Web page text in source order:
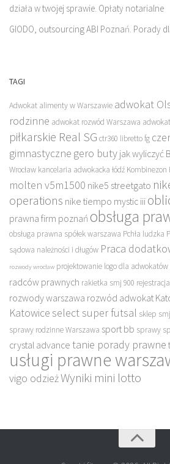
działa w twojej sprawie. Opłaty notarialne
GIODO, outsourcing ABI Poznań. Porady
TAGI
Adwokat alimenty w Warszawie adwokat
rodzinne adwokat rozwód Warszawa
piłkarskie Real SG ctr360 libretto fg
gimnastyczne gero buty jak wyliczyć
Wrocław kancelaria adwokacka łódź Kombinezon
molten v5m1500 nike5 streetgato
operations nike tiempo mystic iii
prawna firm poznań obsługa
obsługa prawna spółek warszawa Pchła ludzka
sądowa należności i długów Praca
rozwody wrocław projektowanie logo dla adwokatów
radców prawnych rakietka smj 900
rozwody warszawa rozwód adwokat
Katowice select super futsal sklep
sprawy rodzinne Warszawa sport bb sprawy
crystal advance tanie porady prawne
usługi prawne
vigo odzieżWyniki mini lotto